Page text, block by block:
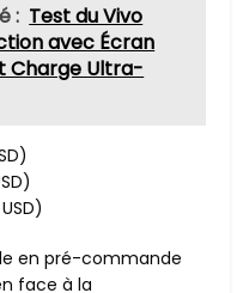
: Test du Vivo
avec Écran
Charge Ultra-
en pré-commande
face à la